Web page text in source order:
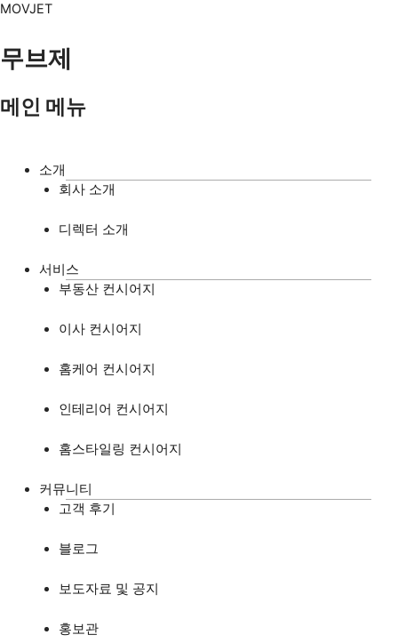
콘텐츠로
MOVJET
무브제
메인 메뉴
Menu
소개
회사 소개
디렉터 소개
서비스
부동산 컨시어지
이사 컨시어지
홈케어 컨시어지
인테리어 컨시어지
홈스타일링 컨시어지
커뮤니티
고객 후기
블로그
보도자료 및 공지
홍보관